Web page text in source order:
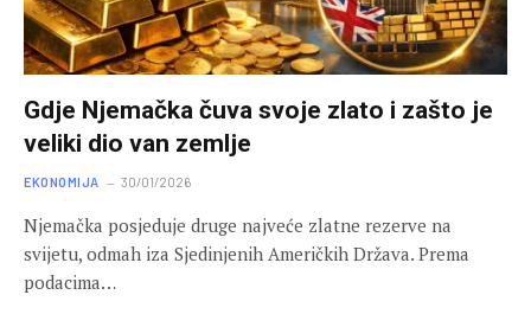
Gdje Njemačka čuva svoje zlato i zašto je
veliki dio van zemlje
EKONOMIJA 30/01/2026
Njemačka posjeduje druge najveće zlatne rezerve na
svijetu, odmah iza Sjedinjenih Američkih Država. Prema
podacima…